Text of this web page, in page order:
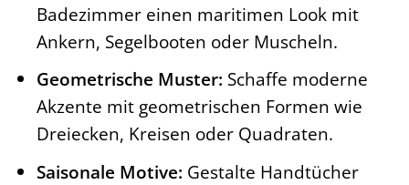
Badezimmer einen maritimen Look mit
Ankern, Segelbooten oder Muscheln.
Geometrische Muster: Schaffe moderne
Akzente mit geometrischen Formen wie
Dreiecken, Kreisen oder Quadraten.
Saisonale Motive: Gestalte Handtücher